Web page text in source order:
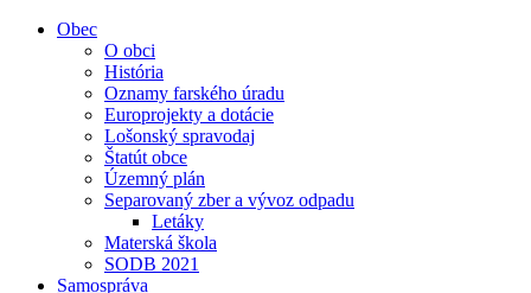
Obec
O obci
História
Oznamy farského úradu
Europrojekty a dotácie
Lošonský spravodaj
Štatút obce
Územný plán
Separovaný zber a vývoz odpadu
Letáky
Materská škola
SODB 2021
Samospráva